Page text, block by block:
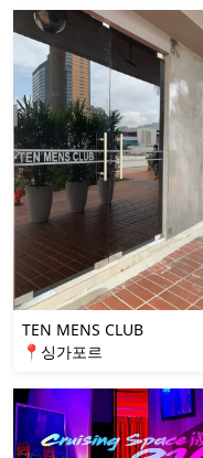
TEN MENS CLUB
📍싱가포르